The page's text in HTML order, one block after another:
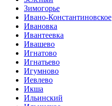
Зимогорье
Ивано-Константиновское
Ивановка
Ивантеевка
Ивашево
Игнатово
Игнатьево
Игумново
Иевлево
Икша
Ильинский